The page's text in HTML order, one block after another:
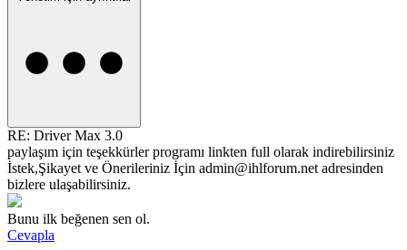
RE: Driver Max 3.0
paylaşım için teşekkürler programı linkten full olarak indirebilirsiniz
İstek,Şikayet ve Önerileriniz İçin admin@ihlforum.net adresinden
bizlere ulaşabilirsiniz.
Bunu ilk beğenen sen ol.
Cevapla